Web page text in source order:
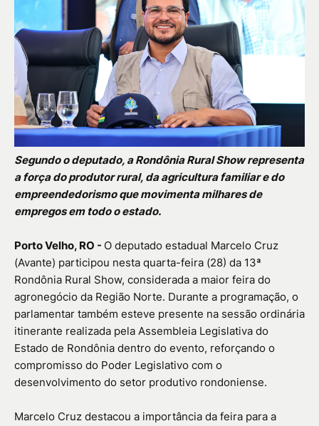
Segundo o deputado, a Rondônia Rural Show representa
a força do produtor rural, da agricultura familiar e do
empreendedorismo que movimenta milhares de
empregos em todo o estado.
Porto Velho, RO - O deputado estadual Marcelo Cruz
(Avante) participou nesta quarta-feira (28) da 13ª
Rondônia Rural Show, considerada a maior feira do
agronegócio da Região Norte. Durante a programação, o
parlamentar também esteve presente na sessão ordinária
itinerante realizada pela Assembleia Legislativa do
Estado de Rondônia dentro do evento, reforçando o
compromisso do Poder Legislativo com o
desenvolvimento do setor produtivo rondoniense.
Marcelo Cruz destacou a importância da feira para a